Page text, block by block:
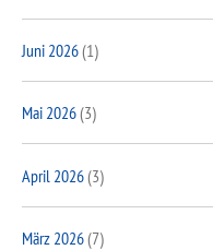
Juni 2026(1)
Mai 2026(3)
April 2026(3)
März 2026(7)